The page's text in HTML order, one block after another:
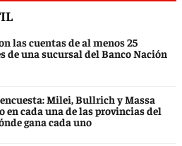
las cuentas de al menos 25
de una sucursal del Banco Nación
Milei, Bullrich y Massa
en cada una de las provincias del
gana cada uno